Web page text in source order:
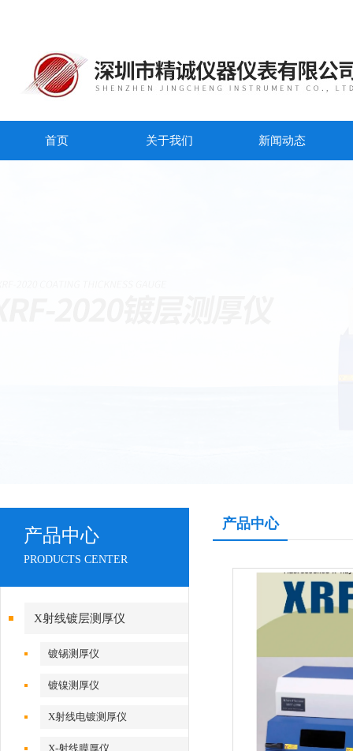
首页 关于我们 新闻动态
产品中心
PRODUCTS CENTER
X射线镀层测厚仪
镀锡测厚仪
镀镍测厚仪
X射线电镀测厚仪
X-射线膜厚仪
产品中心